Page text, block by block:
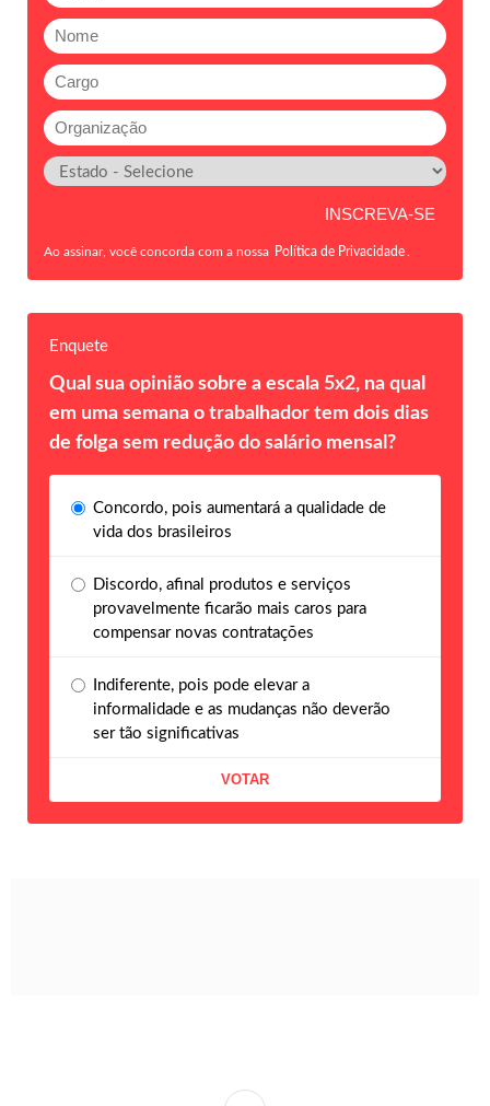
Ao assinar, você concorda com a nossa Política de Privacidade
Enquete
Qual sua opinião sobre a escala 5x2, na qual
em uma semana o trabalhador tem dois dias
de folga sem redução do salário mensal?
Concordo, pois aumentará a qualidade de
vida dos brasileiros
Discordo, afinal produtos e serviços
provavelmente ficarão mais caros para
compensar novas contratações
Indiferente, pois pode elevar a
informalidade e as mudanças não deverão
ser tão significativas